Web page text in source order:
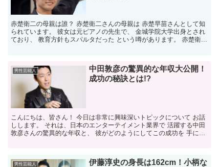
赤楚衛二の母親は誰？ 赤楚衛二さんの母親は 赤楚早苗さんとして知
られています。 彼女は元ピアノの先生で、 金城学院大学出身とされ
ており、 教育方針もスパルタだった という噂があります。 赤楚衛二
男性芸能人
中田敦彦の驚異的な年収大公開！
成功の秘訣とは!?
こんにちは、皆さん！ 今日は非常に興味深いトピックについて お話
しします。 それは、日本のエンターテイメント業界で 活躍する中田
敦彦さんの驚異的な年収と、 彼がどのようにしてこの成功を 手に入
男性芸能人
伊藤淳史の身長は162cm！小柄な